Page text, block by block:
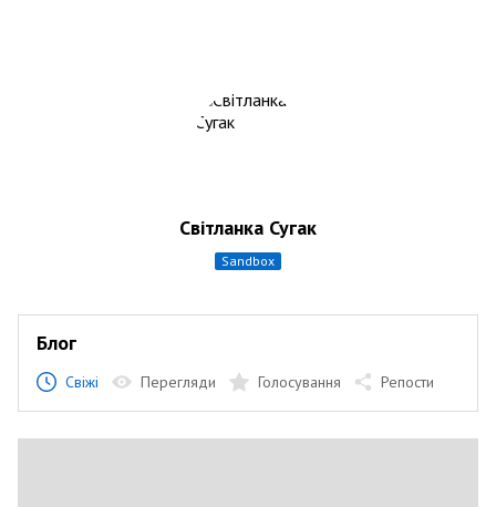
Світланка Сугак
sandbox
Блог
Свіжі Перегляди Голосування Репости